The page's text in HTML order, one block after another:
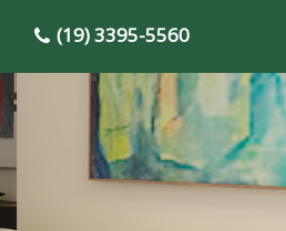
(19) 3395-5560